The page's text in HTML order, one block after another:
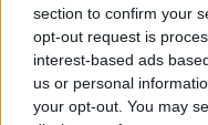
section to confirm your
opt-out request is
interest-based ads
us or personal
your opt-out. You may
növények